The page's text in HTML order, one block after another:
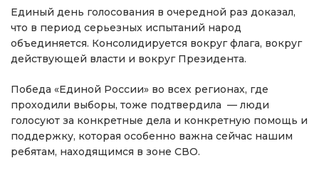
Единый день голосования в очередной раз доказал,
что в период серьезных испытаний народ
объединяется. Консолидируется вокруг флага, вокруг
действующей власти и вокруг Президента.
Победа «Единой России» во всех регионах, где
проходили выборы, тоже подтвердила — люди
голосуют за конкретные дела и конкретную помощь и
поддержку, которая особенно важна сейчас нашим
ребятам, находящимся в зоне СВО.